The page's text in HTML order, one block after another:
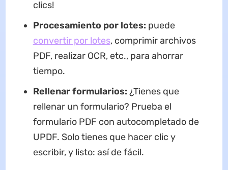
clics!
Procesamiento por lotes: puede
convertir por lotes, comprimir archivos
PDF, realizar OCR, etc., para ahorrar
tiempo.
Rellenar formularios: ¿Tienes que
rellenar un formulario? Prueba el
formulario PDF con autocompletado de
UPDF. Solo tienes que hacer clic y
escribir, y listo: así de fácil.